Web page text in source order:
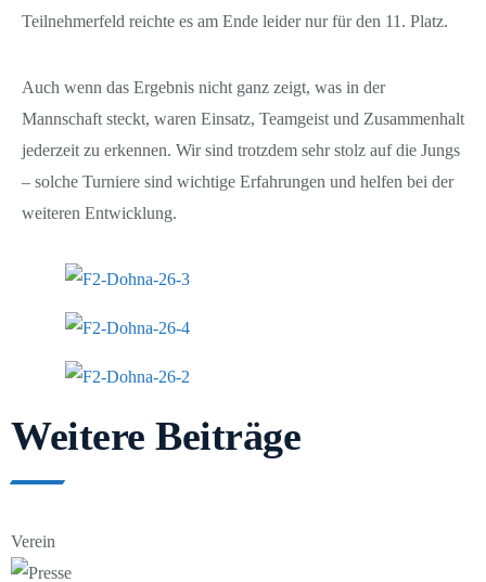
Unterlagen
Alte Herren
C1-Junioren
C2-Junioren
D2-Junioren
D3-Junioren
E1-Junioren
E2-Junioren
F2-Junioren
Pfingstcup 2026
Vereinsheim
Teilnehmerfeld reichte es am Ende leider nur für den 11. Platz.
Auch wenn das Ergebnis nicht ganz zeigt, was in der
Mannschaft steckt, waren Einsatz, Teamgeist und Zusammenhalt
jederzeit zu erkennen. Wir sind trotzdem sehr stolz auf die Jungs
– solche Turniere sind wichtige Erfahrungen und helfen bei der
weiteren Entwicklung.
Weitere Beiträge
Verein